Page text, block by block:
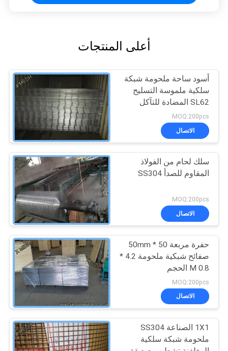
أعلى المنتجات
أسود ساحة ملحومة شبكة
سلكية ملموسة التسليح
SL62 المضادة للتآكل
MOQ:200pcs
الاتصال
سلك لحام من الفولاذ
المقاوم للصدأ SS304
MOQ:200pcs
الاتصال
حفرة مربعة 50 * 50mm
صفائح شبكية ملحومة 4.2 *
0.8 M الحجم
MOQ:200pcs
الاتصال
1X1 الصناعة SS304
ملحومة شبكة سلكية